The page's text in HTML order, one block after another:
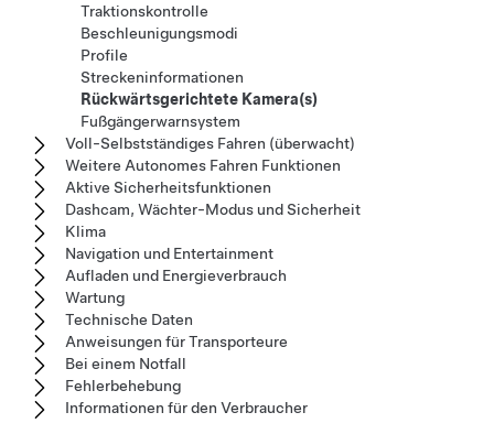
Traktionskontrolle
Beschleunigungsmodi
Profile
Streckeninformationen
Rückwärtsgerichtete Kamera(s)
Fußgängerwarnsystem
Voll-Selbstständiges Fahren (überwacht)
Weitere Autonomes Fahren Funktionen
Aktive Sicherheitsfunktionen
Dashcam, Wächter-Modus und Sicherheit
Klima
Navigation und Entertainment
Aufladen und Energieverbrauch
Wartung
Technische Daten
Anweisungen für Transporteure
Bei einem Notfall
Fehlerbehebung
Informationen für den Verbraucher